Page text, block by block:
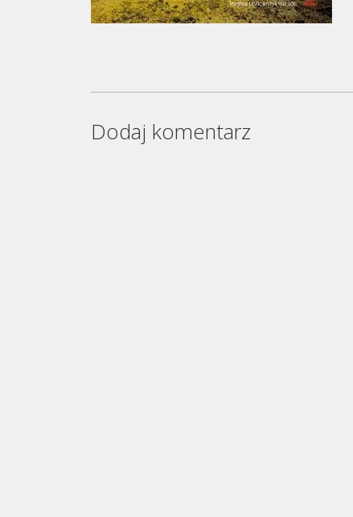
Dodaj komentarz